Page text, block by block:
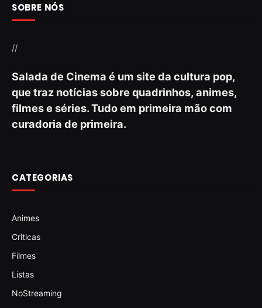
SOBRE NÓS
//
Salada de Cinema é um site da cultura pop,
que traz notícias sobre quadrinhos, animes,
filmes e séries. Tudo em primeira mão com
curadoria de primeira.
CATEGORIAS
Animes
Criticas
Filmes
Listas
NoStreaming